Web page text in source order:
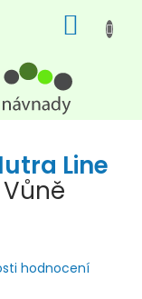
KOŠÍK
Line
Vůně
hodnocení